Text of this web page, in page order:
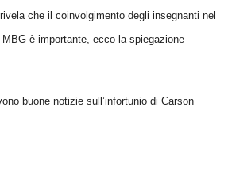
che il coinvolgimento degli insegnanti nel
MBG è importante, ecco la spiegazione
buone notizie sull’infortunio di Carson